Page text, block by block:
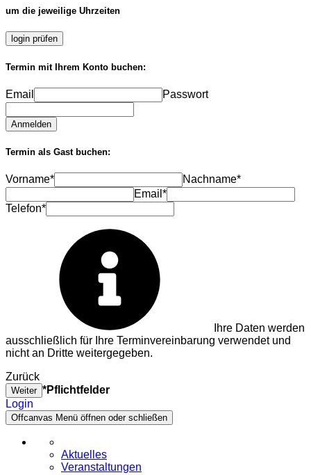
um die jeweilige Uhrzeiten
login prüfen
Termin mit Ihrem Konto buchen:
Email Passwort
Anmelden
Termin als Gast buchen:
Vorname*
Nachname*
Email*
Telefon*
Ihre Daten werden
ausschließlich für Ihre Terminvereinbarung verwendet und
nicht an Dritte weitergegeben.
Zurück
Weiter *Pflichtfelder
Login
Offcanvas Menü öffnen oder schließen
Aktuelles
Veranstaltungen